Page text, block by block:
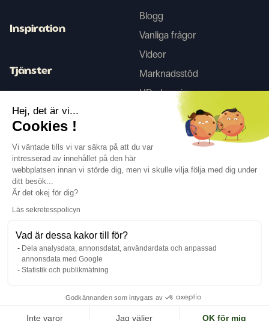
Följ oss
Inspiration
Tjänster
Blogg
Vanliga frågor
Videor
Marknadsstöd
HD-skanning
Juridisk informationIntegritetspolicy
Språk SV ↓
Hej, det är vi...
Cookies !
Vi väntade tills vi var säkra på att du var
intresserad av innehållet på den här
webbplatsen innan vi störde dig, men vi skulle vilja följa med dig under
ditt besök...
Är det okej för dig?
Läs sekretesspolicyn
Vad är dessa kakor till för?
Dela analysdata, annonsdatat, användardata och anpassad
annonsdata med Google
Statistik och publikmätning
Godkännanden som intygats av
Inte varor Jag väljer OK för mig